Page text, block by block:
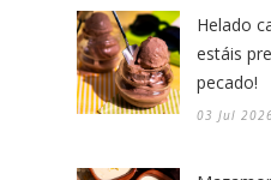
Helado
estáis
pecado!
03 Jul